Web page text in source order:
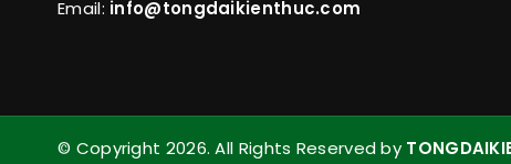
Email: info@tongdaikienthuc.com
© Copyright 2026. All Rights Reserved by